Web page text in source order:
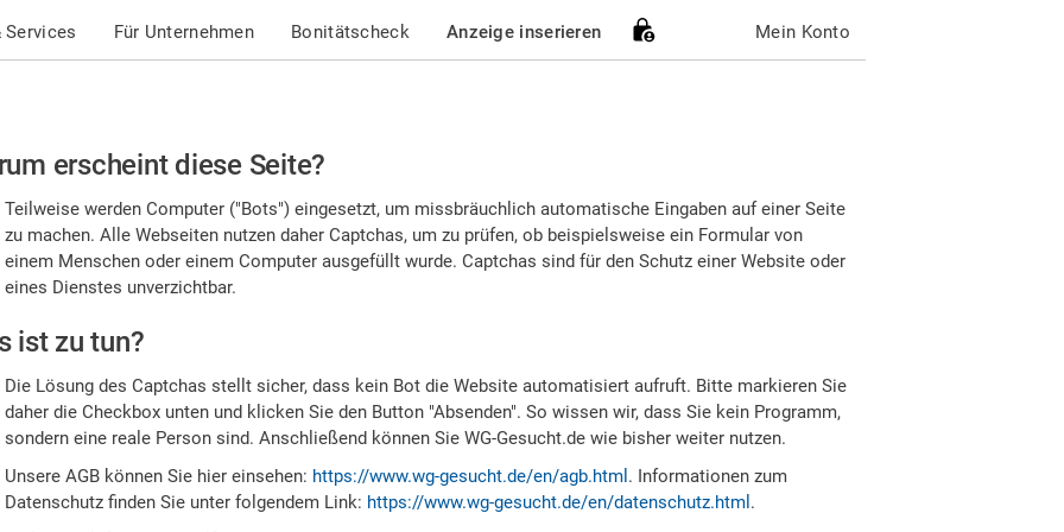
Services Für Unternehmen Bonitätscheck Anzeige inserieren Mein Konto
erscheint diese Seite?
Teilweise werden Computer ("Bots") eingesetzt, um missbräuchlich automatische Eingaben auf einer Seite
zu machen. Alle Webseiten nutzen daher Captchas, um zu prüfen, ob beispielsweise ein Formular von
einem Menschen oder einem Computer ausgefüllt wurde. Captchas sind für den Schutz einer Website oder
eines Dienstes unverzichtbar.
ist zu tun?
Die Lösung des Captchas stellt sicher, dass kein Bot die Website automatisiert aufruft. Bitte markieren Sie
daher die Checkbox unten und klicken Sie den Button "Absenden". So wissen wir, dass Sie kein Programm,
sondern eine reale Person sind. Anschließend können Sie WG-Gesucht.de wie bisher weiter nutzen.
Unsere AGB können Sie hier einsehen: https://www.wg-gesucht.de/en/agb.html . Informationen zum
Datenschutz finden Sie unter folgendem Link: https://www.wg-gesucht.de/en/datenschutz.html .